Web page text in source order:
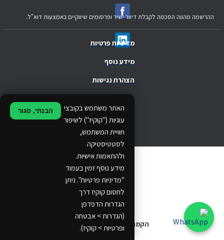
מדיניות פרטיות
האתר משתמש בקובצי
עוגיות ("קוקיז") לשיפור
חוויית המשתמש,
לסטטיסטיקה
ולהתאמות אישיות.
מידע נוסף זמין בעמוד
"מדיניות פרטיות". ניתן
לחסום קוקיז דרך
הגדרות הדפדפן
(הגדרות > אבטחה
ופרטיות > קוקיז).
הבנתי, סגור
מידע נוסף
.
הצהרת נגישות
ההרשמה מהווה הסכמה לקבלת דיוור ישיר ופרסומים שיווקיים באמצעות דוא"ל.
© 2024 Ethos Business. All rights reserved.
..
...
הקמת אתרים